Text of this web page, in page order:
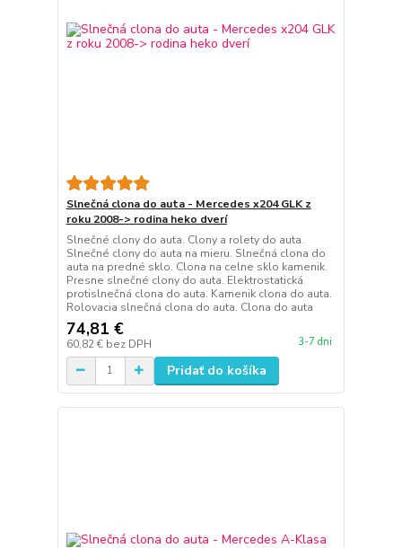
Slnečná clona do auta - Mercedes x204 GLK z
roku 2008-> rodina heko dverí
Slnečné clony do auta. Clony a rolety do auta.
Slnečné clony do auta na mieru. Slnečná clona do
auta na predné sklo. Clona na celne sklo kamenik.
Presne slnečné clony do auta. Elektrostatická
protislnečná clona do auta. Kamenik clona do auta.
Rolovacia slnečná clona do auta. Clona do auta
74,81 €
60,82 € bez DPH 3-7 dni
Pridať do košíka